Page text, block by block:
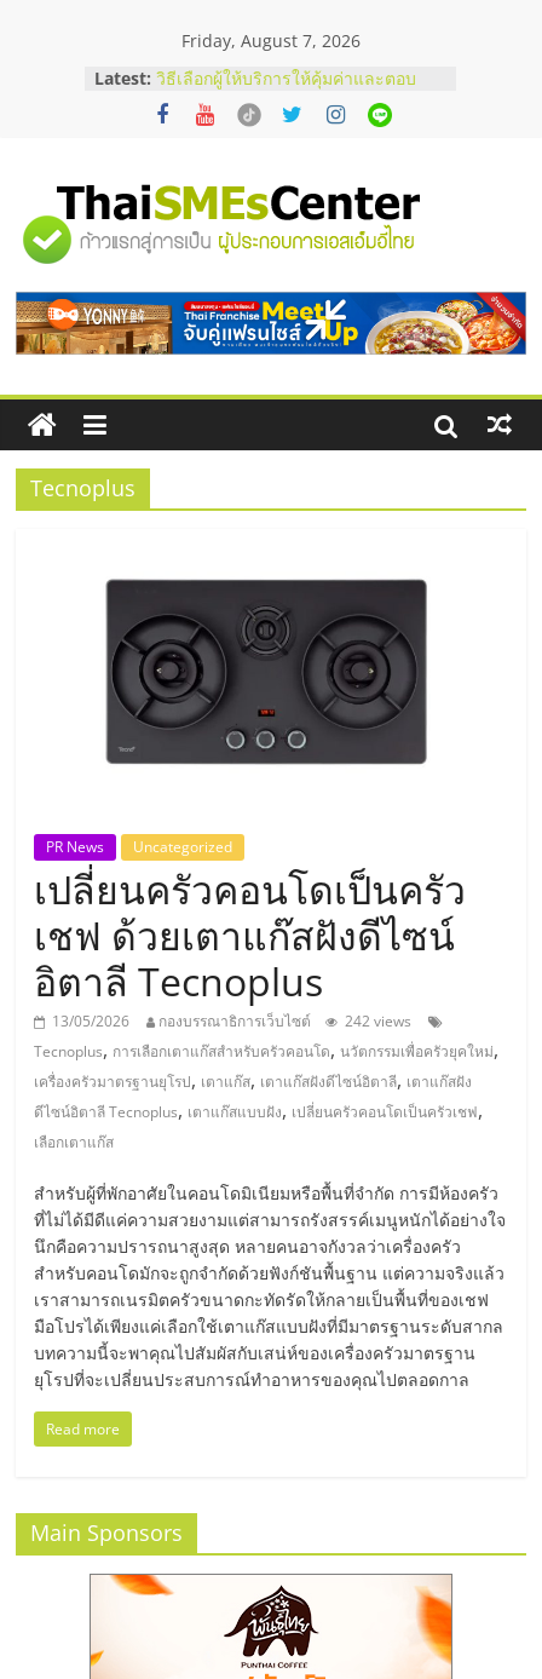
Friday, August 7, 2026
Latest: บริษัท Cybersecurity ในไทยที่ไหนดี?
วิธีเลือกผู้ให้บริการให้คุ้มค่าและตอบ
โจทย์ธุรกิจ
สัมมนาออนไลน์ โอกาสบริหารสถานี
บริการน้ำมัน Shell
สัมมนาลงทุน แฟรนไชส์ยอนนี่
ไชส์ ครั้งที่ 8
ร้านเครื่องเสียงคุณภาพสูง พร้อม
โซลูชันระบบภาพและเสียง
"ศูนย์
รวม
ข้อมูล
ธุรกิจ
SME
แห่ง
ประเทศไทย,
ThaiSMEsCenter,
รวม
ธุรกิจ
เอ
ส
เอ็
มอี
ไทย,
SMEs,
แฟ
รน
ไชส์,
ที่
ปรึกษา
แฟ
Tecnoplus
PR News Uncategorized
เปลี่ยนครัวคอนโดเป็นครัว
เชฟ ด้วยเตาแก๊สฝังดีไซน์
อิตาลี Tecnoplus
13/05/2026 กองบรรณาธิการเว็บไซต์
242 views
Tecnoplus, การเลือกเตาแก๊สสำหรับครัวคอนโด,นวัตกรรมเพื่อครัวยุคใหม่,
เครื่องครัวมาตรฐานยุโรป, เตาแก๊ส, เตาแก๊สฝังดีไซน์อิตาลี, เตาแก๊สฝัง
ดีไซน์อิตาลี Tecnoplus, เตาแก๊สแบบฝัง, เปลี่ยนครัวคอนโดเป็นครัวเชฟ,
เลือกเตาแก๊ส
สำหรับผู้ที่พักอาศัยในคอนโดมิเนียมหรือพื้นที่จำกัด การมีห้องครัว
ที่ไม่ได้มีดีแค่ความสวยงามแต่สามารถรังสรรค์เมนูหนักได้อย่างใจ
นึกคือความปรารถนาสูงสุด หลายคนอาจกังวลว่าเครื่องครัว
สำหรับคอนโดมักจะถูกจำกัดด้วยฟังก์ชันพื้นฐาน แต่ความจริงแล้ว
เราสามารถเนรมิตครัวขนาดกะทัดรัดให้กลายเป็นพื้นที่ของเชฟ
มือโปรได้เพียงแค่เลือกใช้เตาแก๊สแบบฝังที่มีมาตรฐานระดับสากล
บทความนี้จะพาคุณไปสัมผัสกับเสน่ห์ของเครื่องครัวมาตรฐาน
ยุโรปที่จะเปลี่ยนประสบการณ์ทำอาหารของคุณไปตลอดกาล
Read more
Main Sponsors